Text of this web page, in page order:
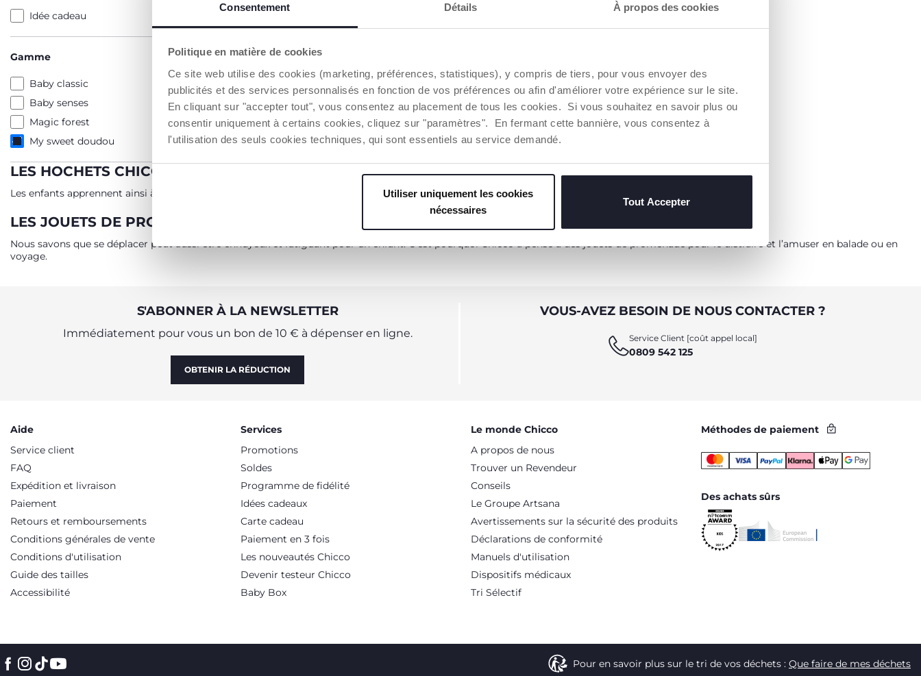
Consentement Détails À propos des cookies
Politique en matière de cookies
Ce site web utilise des cookies (marketing, préférences, statistiques), y compris de tiers, pour vous envoyer des
publicités et des services personnalisés en fonction de vos préférences ou afin d'améliorer votre expérience sur le site.
En cliquant sur "accepter tout", vous consentez au placement de tous les cookies. Si vous souhaitez en savoir plus ou
consentir uniquement à certains cookies, cliquez sur "paramètres". En fermant cette bannière, vous consentez à
l'utilisation des seuls cookies techniques, qui sont essentiels au service demandé.
Utiliser uniquement les cookies
nécessaires
Tout Accepter
Idée cadeau
Gamme
Baby classic
Baby senses
Magic forest
My sweet doudou
AJOUTER AU PANIER
LES HOCHETS CHICCO
Les enfants apprennent ainsi à coordonner leurs mouvements en saisissant les hochets et en les agitant !
LES JOUETS DE PROMENADES CHICCO
Nous savons que se déplacer peut aussi être ennuyeux et fatiguant pour un enfant. C'est pourquoi Chicco a pensé à des jouets de promenade pour le distraire et l’amuser en balade ou en
voyage.
S'ABONNER À LA NEWSLETTER
Immédiatement pour vous un bon de 10 € à dépenser en ligne.
OBTENIR LA RÉDUCTION
VOUS-AVEZ BESOIN DE NOUS CONTACTER ?
Service Client [coût appel local]
0809 542 125
Aide
Service client
FAQ
Expédition et livraison
Paiement
Retours et remboursements
Conditions générales de vente
Conditions d'utilisation
Guide des tailles
Accessibilité
Services
Promotions
Soldes
Programme de fidélité
Idées cadeaux
Carte cadeau
Paiement en 3 fois
Les nouveautés Chicco
Devenir testeur Chicco
Baby Box
Le monde Chicco
A propos de nous
Trouver un Revendeur
Conseils
Le Groupe Artsana
Avertissements sur la sécurité des produits
Déclarations de conformité
Manuels d'utilisation
Dispositifs médicaux
Tri Sélectif
Méthodes de paiement
Des achats sûrs
Pour en savoir plus sur le tri de vos déchets : Que faire de mes déchets